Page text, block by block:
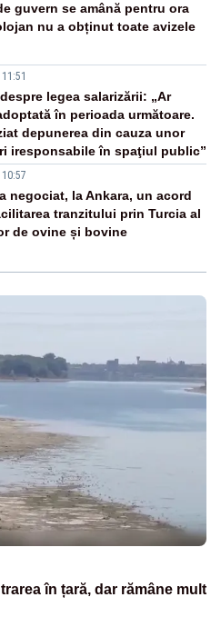
guvern se amână pentru ora
nu a obținut toate avizele
legea salarizării: „Ar
în perioada următoare.
depunerea din cauza unor
iresponsabile în spaţiul public”
negociat, la Ankara, un acord
tranzitului prin Turcia al
de ovine și bovine
în țară, dar rămâne mult